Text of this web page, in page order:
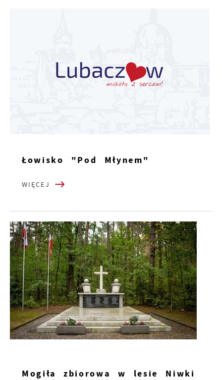
Łowisko "Pod Młynem"
WIĘCEJ
Mogiła zbiorowa w lesie Niwki